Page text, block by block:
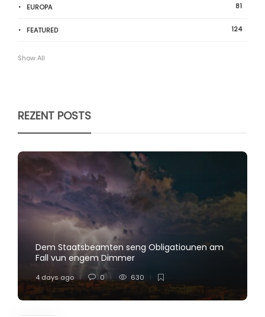
EUROPA 81
FEATURED 124
Show All
REZENT POSTS
Dem Staatsbeamten seng Obligatiounen am
Fall vun engem Dimmer
4 days ago 0 630